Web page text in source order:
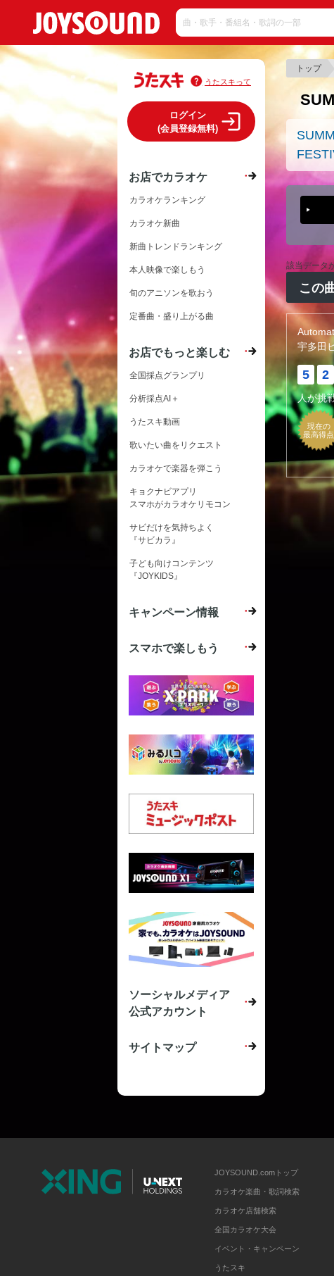
トップ
該当データ
この
宇多田
5 2
人が挑
現在の
最高得点
うたスキって
ログイン
(会員登録無料)
お店でカラオケ
カラオケランキング
カラオケ新曲
新曲トレンドランキング
本人映像で楽しもう
旬のアニソンを歌おう
定番曲・盛り上がる曲
お店でもっと楽しむ
全国採点グランプリ
分析採点AI＋
うたスキ動画
歌いたい曲をリクエスト
カラオケで楽器を弾こう
キョクナビアプリ
スマホがカラオケリモコン
サビだけを気持ちよく
『サビカラ』
子ども向けコンテンツ
『JOYKIDS』
キャンペーン情報
スマホで楽しもう
ソーシャルメディア
公式アカウント
サイトマップ
JOYSOUND.comトップ
カラオケ楽曲・歌詞検索
カラオケ店舗検索
全国カラオケ大会
イベント・キャンペーン
うたスキ